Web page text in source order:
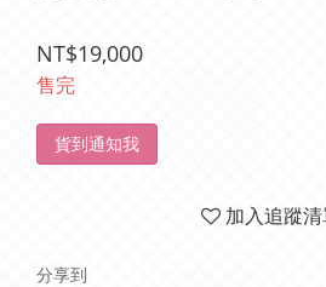
NT$19,000
售完
貨到通知我
加入追蹤
分享到